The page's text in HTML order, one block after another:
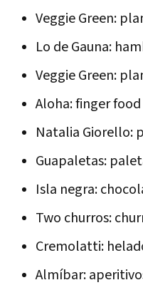
Veggie Green:
Lo de Gauna:
Veggie Green:
Aloha: finger food
Natalia Giorello:
Guapaletas:
Isla negra:
Two churros:
Cremolatti:
Almíbar: